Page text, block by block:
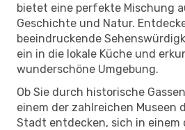
bietet eine perfekte Mischung
Geschichte und Natur.
beeindruckende
ein in die lokale Küche und
wunderschöne Umgebung.
Ob Sie durch historische
einem der zahlreichen Museen
Stadt entdecken, sich in einem